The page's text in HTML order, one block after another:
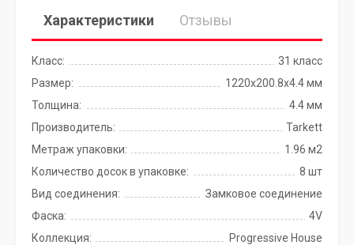
Характеристики Отзывы
Класс:
31 класс
Размер:
1220x200.8х4.4 мм
Толщина:
4.4 мм
Производитель:
Tarkett
Метраж упаковки:
1.96 м2
Количество досок в упаковке:
8 шт
Вид соединения:
Замковое соединение
Фаска:
4V
Коллекция:
Progressive House